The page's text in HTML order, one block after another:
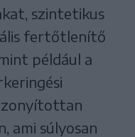
szintetikus
fertőtlenítő
például a
ami súlyosan